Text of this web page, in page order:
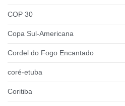
COP 30
Copa Sul-Americana
Cordel do Fogo Encantado
coré-etuba
Coritiba